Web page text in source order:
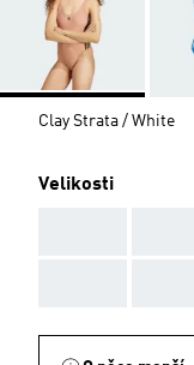
Clay Strata / White
Velikosti